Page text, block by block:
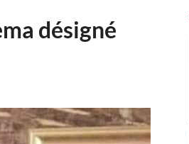
désigné